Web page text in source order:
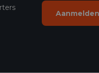
Aanmelden